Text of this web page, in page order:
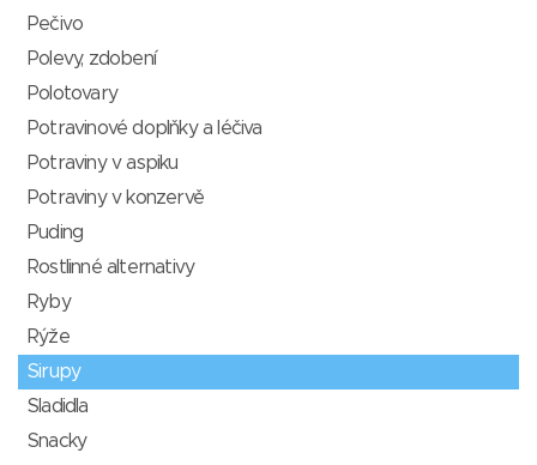
Pečivo
Polevy, zdobení
Polotovary
Potravinové doplňky a léčiva
Potraviny v aspiku
Potraviny v konzervě
Puding
Rostlinné alternativy
Ryby
Rýže
Sirupy
Sladidla
Snacky